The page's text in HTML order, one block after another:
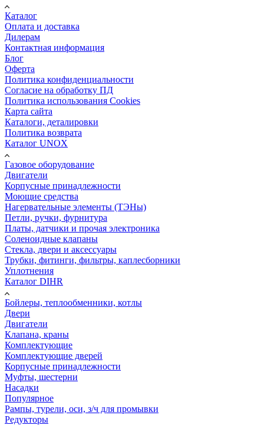
Каталог
Оплата и доставка
Дилерам
Контактная информация
Блог
Оферта
Политика конфиденциальности
Согласие на обработку ПД
Политика использования Cookies
Карта сайта
Каталоги, деталировки
Политика возврата
Каталог UNOX
Газовое оборудование
Двигатели
Корпусные принадлежности
Моющие средства
Нагервательные элементы (ТЭНы)
Петли, ручки, фурнитура
Платы, датчики и прочая электроника
Соленоидные клапаны
Стекла, двери и аксессуары
Трубки, фитинги, фильтры, каплесборники
Уплотнения
Каталог DIHR
Бойлеры, теплообменники, котлы
Двери
Двигатели
Клапана, краны
Комплектующие
Комплектующие дверей
Корпусные принадлежности
Муфты, шестерни
Насадки
Популярное
Рампы, турели, оси, з/ч для промывки
Редукторы